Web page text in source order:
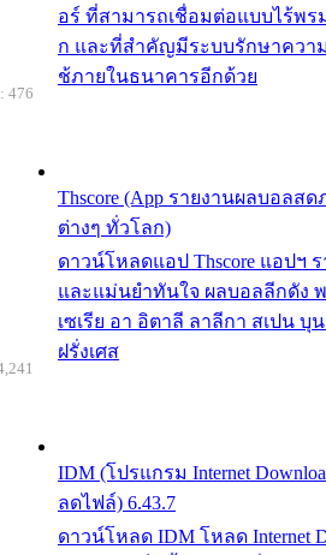
อร์ ที่สามารถเชื่อมต่อแบบไร้พร
ก และที่สำคัญมีระบบรักษาควา
ช้ภายในธนาคารอีกด้วย
Thscore (App รายงานผลบอลส
ต่างๆ ทั่วโลก)
ดาวน์โหลดแอป Thscore แอปฯ
และแม่นยำทันใจ ผลบอลลีกดัง
เซเรีย อา อิตาลี ลาลีกา สเปน บุ
ฝรั่งเศส
476
IDM (โปรแกรม Internet
ลดไฟล์) 6.43.7
ดาวน์โหลด IDM โหลด Internet